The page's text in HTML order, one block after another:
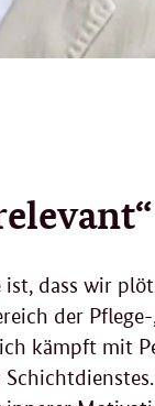
dass wir
der
kämpft mit